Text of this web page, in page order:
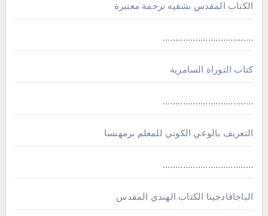
الكتاب المقدس بشقيه ترجمة معتبرة
....................................
كتاب التوراة السامرية
....................................
ﺍﻟﺘﻌﺮﻳﻒ ﺑﺎﻟﻮﻋﻲ ﺍﻟﻜﻮﻧﻲ للمعلم برمهنسا
....................................
الباجافادجيتا الكتاب الهندي المقدس